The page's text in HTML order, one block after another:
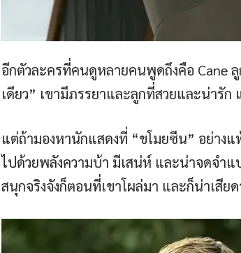
อีกตัวละครที่คนดูหลายคนพูดถึงคือ Cane
เดียว” เขามีภรรยาและลูกที่สวยและน่ารั
แต่ถ้ามองหานักแสดงที่ “ขโมยซีน” อย่างแ
ไปด้วยพลังความบ้า มีเสน่ห์ และน่าจดจำแ
สนุกจริงจังก็ตอนที่เขาโผล่มา และก็น่าเสีย